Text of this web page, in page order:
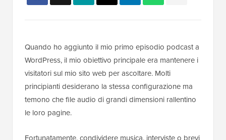
Quando ho aggiunto il mio primo episodio podcast a
WordPress, il mio obiettivo principale era mantenere i
visitatori sul mio sito web per ascoltare. Molti
principianti desiderano la stessa configurazione ma
temono che file audio di grandi dimensioni rallentino
le loro pagine.